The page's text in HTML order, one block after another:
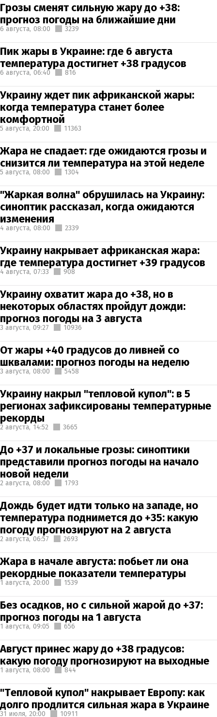
Грозы сменят сильную жару до +38:
прогноз погоды на ближайшие дни
6 августа, 08:00 3239
Пик жары в Украине: где 6 августа
температура достигнет +38 градусов
6 августа, 06:40 816
Украину ждет пик африканской жары:
когда температура станет более
комфортной
5 августа, 20:00 11363
Жара не спадает: где ожидаются грозы и
снизится ли температура на этой неделе
5 августа, 08:00 1304
"Жаркая волна" обрушилась на Украину:
синоптик рассказал, когда ожидаются
изменения
4 августа, 08:00 2339
Украину накрывает африканская жара:
где температура достигнет +39 градусов
4 августа, 07:33 908
Украину охватит жара до +38, но в
некоторых областях пройдут дожди:
прогноз погоды на 3 августа
3 августа, 09:27 10936
От жары +40 градусов до ливней со
шквалами: прогноз погоды на неделю
3 августа, 08:00 5458
Украину накрыл "тепловой купол": в 5
регионах зафиксированы температурные
рекорды
2 августа, 14:52 3665
До +37 и локальные грозы: синоптики
представили прогноз погоды на начало
новой недели
2 августа, 08:00 1793
Дождь будет идти только на западе, но
температура поднимется до +35: какую
погоду прогнозируют на 2 августа
2 августа, 06:57 2693
Жара в начале августа: побьет ли она
рекордные показатели температуры
1 августа, 20:00 1539
Без осадков, но с сильной жарой до +37:
прогноз погоды на 1 августа
1 августа, 09:05 656
Август принес жару до +38 градусов:
какую погоду прогнозируют на выходные
1 августа, 08:00 844
"Тепловой купол" накрывает Европу: как
долго продлится сильная жара в Украине
31 июля, 20:00 10911